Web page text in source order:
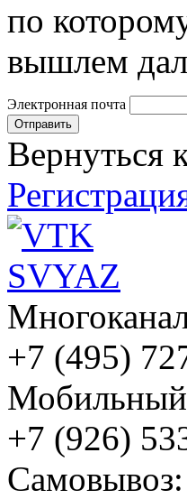
по
вышлем
Электронная почта
Вернуться
+7 (495)
Мобильный
+7 (926)
Cамовывоз: